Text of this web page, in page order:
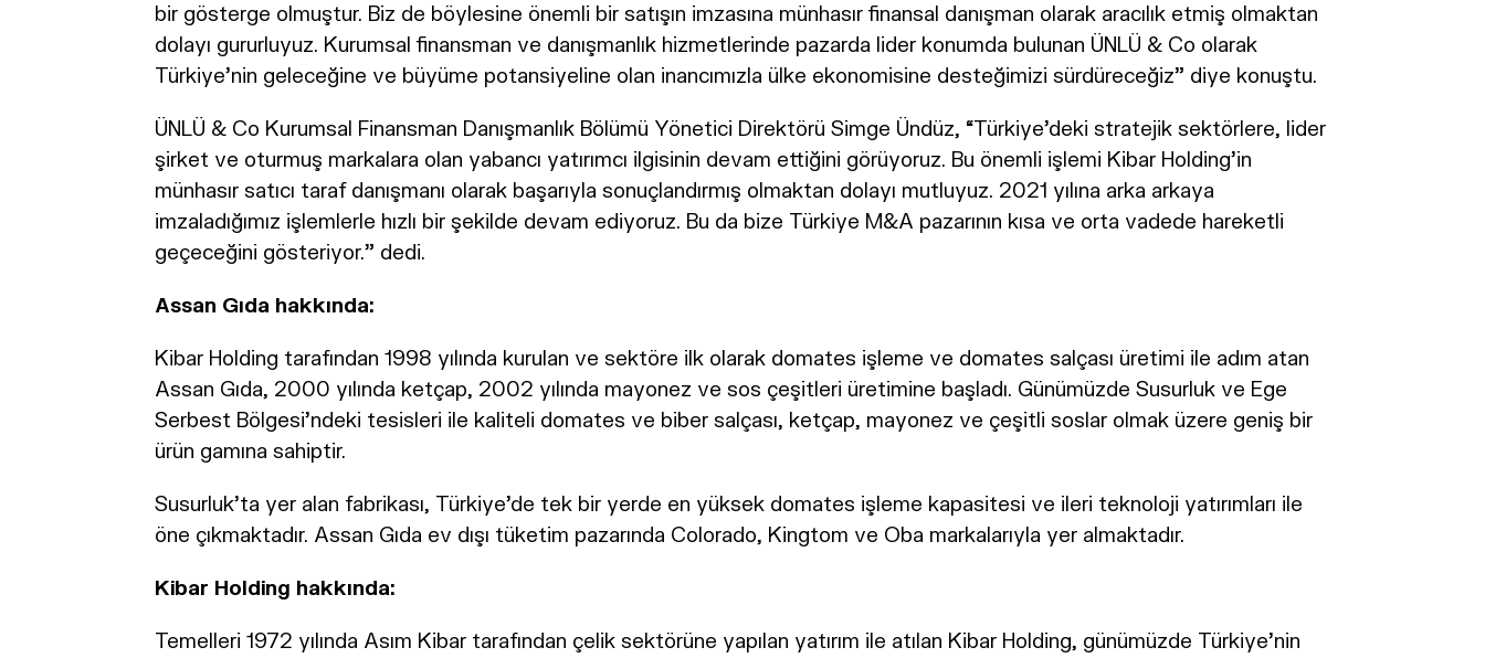
bir gösterge olmuştur. Biz de böylesine önemli bir satışın imzasına münhasır finansal danışman olarak aracılık etmiş olmaktan
dolayı gururluyuz. Kurumsal finansman ve danışmanlık hizmetlerinde pazarda lider konumda bulunan ÜNLÜ & Co olarak
Türkiye’nin geleceğine ve büyüme potansiyeline olan inancımızla ülke ekonomisine desteğimizi sürdüreceğiz” diye konuştu.
ÜNLÜ & Co Kurumsal Finansman Danışmanlık Bölümü Yönetici Direktörü Simge Ündüz, “Türkiye’deki stratejik sektörlere, lider
şirket ve oturmuş markalara olan yabancı yatırımcı ilgisinin devam ettiğini görüyoruz. Bu önemli işlemi Kibar Holding’in
münhasır satıcı taraf danışmanı olarak başarıyla sonuçlandırmış olmaktan dolayı mutluyuz. 2021 yılına arka arkaya
imzaladığımız işlemlerle hızlı bir şekilde devam ediyoruz. Bu da bize Türkiye M&A pazarının kısa ve orta vadede hareketli
geçeceğini gösteriyor.” dedi.
Assan Gıda hakkında:
Kibar Holding tarafından 1998 yılında kurulan ve sektöre ilk olarak domates işleme ve domates salçası üretimi ile adım atan
Assan Gıda, 2000 yılında ketçap, 2002 yılında mayonez ve sos çeşitleri üretimine başladı. Günümüzde Susurluk ve Ege
Serbest Bölgesi’ndeki tesisleri ile kaliteli domates ve biber salçası, ketçap, mayonez ve çeşitli soslar olmak üzere geniş bir
ürün gamına sahiptir.
Susurluk’ta yer alan fabrikası, Türkiye’de tek bir yerde en yüksek domates işleme kapasitesi ve ileri teknoloji yatırımları ile
öne çıkmaktadır. Assan Gıda ev dışı tüketim pazarında Colorado, Kingtom ve Oba markalarıyla yer almaktadır.
Kibar Holding hakkında:
Temelleri 1972 yılında Asım Kibar tarafından çelik sektörüne yapılan yatırım ile atılan Kibar Holding, günümüzde Türkiye’nin